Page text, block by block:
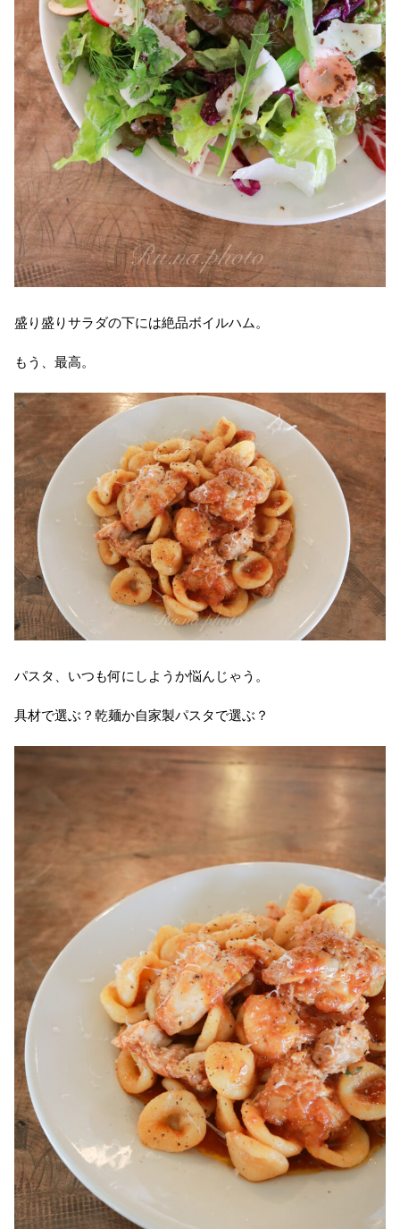
盛り盛りサラダの下には絶品ボイルハム。
もう、最高。
パスタ、いつも何にしようか悩んじゃう。
具材で選ぶ？乾麺か自家製パスタで選ぶ？